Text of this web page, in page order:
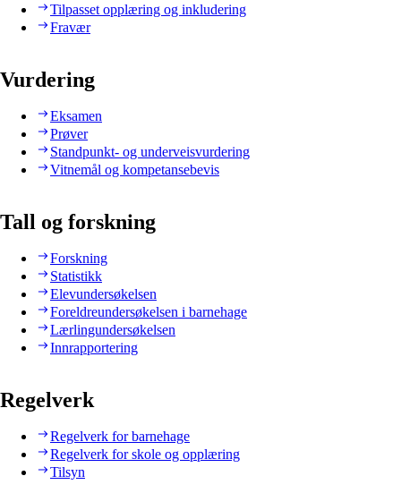
Tilpasset opplæring og inkludering
Fravær
Vurdering
Eksamen
Prøver
Standpunkt- og underveisvurdering
Vitnemål og kompetansebevis
Tall og forskning
Forskning
Statistikk
Elevundersøkelsen
Foreldreundersøkelsen i barnehage
Lærlingundersøkelsen
Innrapportering
Regelverk
Regelverk for barnehage
Regelverk for skole og opplæring
Tilsyn